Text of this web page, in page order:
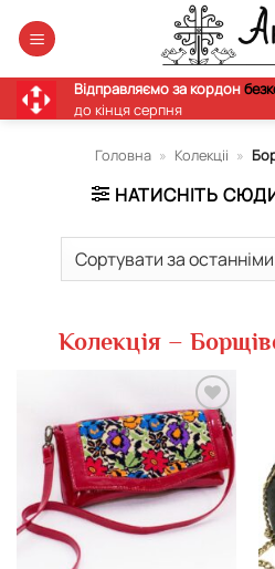
Відправляємо за кордон
до кінця серпня
Головна » Колекціі »
НАТИСНІТЬ
Колекція –
Додати
виріб у
вибране